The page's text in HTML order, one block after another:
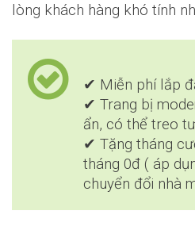
lòng khách hàng khó tính
✔ Miễn phí lắp
✔ Trang bị
ẩn, có thể treo
✔ Tặng tháng
tháng 0đ ( áp
chuyển đổi nhà